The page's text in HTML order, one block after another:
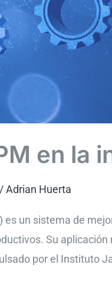
en la
/Adrian Huerta
un sistema de
Su
por el Instituto